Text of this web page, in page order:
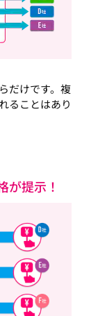
だけです。複
ることはあり
が提示！